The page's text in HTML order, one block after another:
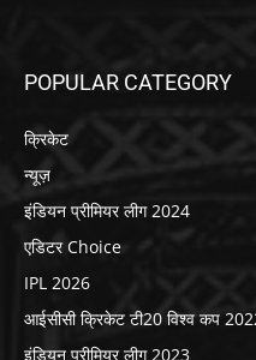
POPULAR CATEGORY
क्रिकेट
न्यूज़
इंडियन प्रीमियर लीग 2024
एडिटर Choice
IPL 2026
आईसीसी क्रिकेट टी20 विश्व कप
इंडियन प्रीमियर लीग 2023